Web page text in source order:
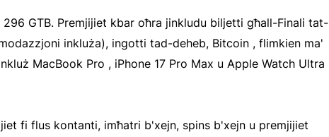
296 GTB. Premjijiet kbar oħra jinkludu biljetti għall-Finali tat-
inkluża), ingotti tad-deheb, Bitcoin , flimkien ma'
MacBook Pro , iPhone 17 Pro Max u Apple Watch Ultra
fi flus kontanti, imħatri b'xejn, spins b'xejn u premjijiet